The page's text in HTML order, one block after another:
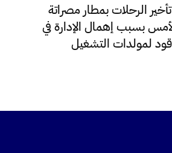
الرحلات بمطار مصراتة
بسبب إهمال الإدارة في
لمولدات التشغيل